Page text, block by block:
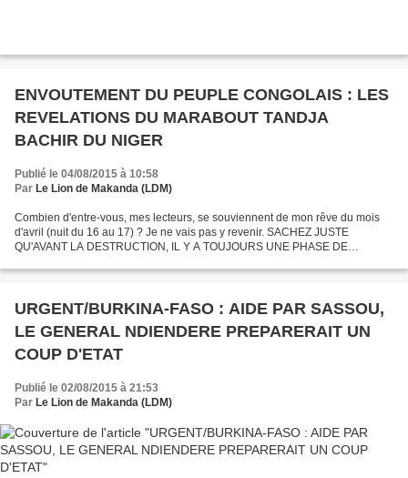
ENVOUTEMENT DU PEUPLE CONGOLAIS : LES
REVELATIONS DU MARABOUT TANDJA
BACHIR DU NIGER
Publié le 04/08/2015 à 10:58
Par Le Lion de Makanda (LDM)
Combien d'entre-vous, mes lecteurs, se souviennent de mon rêve du mois
d'avril (nuit du 16 au 17) ? Je ne vais pas y revenir. SACHEZ JUSTE
QU'AVANT LA DESTRUCTION, IL Y A TOUJOURS UNE PHASE DE
URGENT/BURKINA-FASO : AIDE PAR SASSOU,
LE GENERAL NDIENDERE PREPARERAIT UN
COUP D'ETAT
Publié le 02/08/2015 à 21:53
Par Le Lion de Makanda (LDM)